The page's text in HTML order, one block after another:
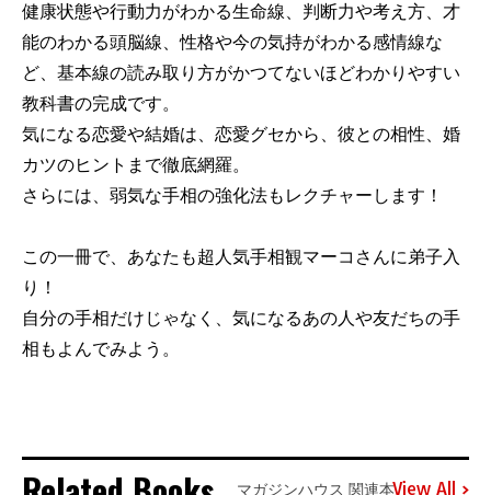
健康状態や行動力がわかる生命線、判断力や考え方、才
能のわかる頭脳線、性格や今の気持がわかる感情線な
ど、基本線の読み取り方がかつてないほどわかりやすい
教科書の完成です。
気になる恋愛や結婚は、恋愛グセから、彼との相性、婚
カツのヒントまで徹底網羅。
さらには、弱気な手相の強化法もレクチャーします！
この一冊で、あなたも超人気手相観マーコさんに弟子入
り！
自分の手相だけじゃなく、気になるあの人や友だちの手
相もよんでみよう。
マガジンハウス 関連本View All